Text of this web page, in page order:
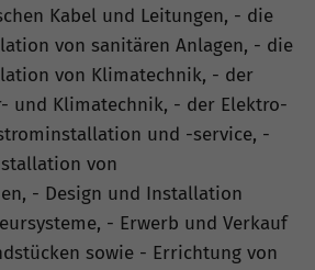
Kabel und Leitungen, - die
von sanitären Anlagen, - die
von Klimatechnik, - der
und Klimatechnik, - der Elektro-
und -service, -
von
- Design und Installation
- Erwerb und Verkauf
sowie - Errichtung von